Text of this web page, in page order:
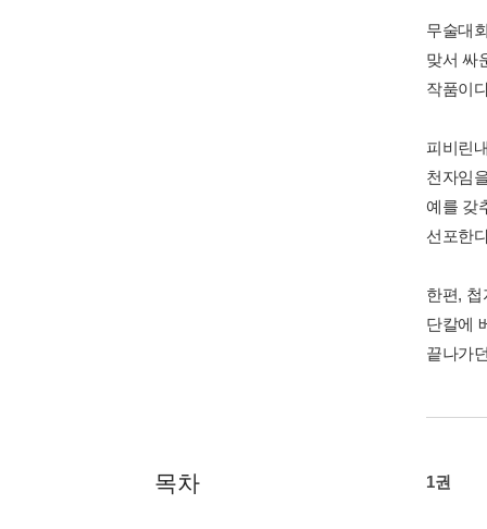
무술대
맞서 싸
작품이
피비린
천자임
예를 갖
선포한
한편,
단칼에
끝나가
목차 1권